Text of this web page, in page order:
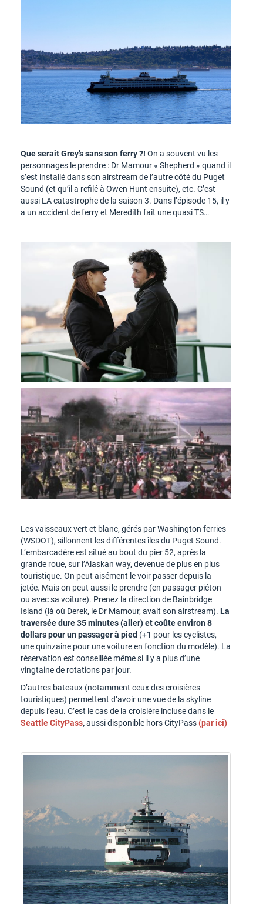
Que serait Grey’s sans son ferry ?! On a souvent vu les
personnages le prendre : Dr Mamour « Shepherd » quand il
s’est installé dans son airstream de l’autre côté du Puget
Sound (et qu’il a refilé à Owen Hunt ensuite), etc. C’est
aussi LA catastrophe de la saison 3. Dans l’épisode 15, il y
a un accident de ferry et Meredith fait une quasi TS…
Les vaisseaux vert et blanc, gérés par Washington ferries
(WSDOT), sillonnent les différentes îles du Puget Sound.
L’embarcadère est situé au bout du pier 52, après la
grande roue, sur l’Alaskan way, devenue de plus en plus
touristique. On peut aisément le voir passer depuis la
jetée. Mais on peut aussi le prendre (en passager piéton
ou avec sa voiture). Prenez la direction de Bainbridge
Island (là où Derek, le Dr Mamour, avait son airstream). La
traversée dure 35 minutes (aller) et coûte environ 8
dollars pour un passager à pied (+1 pour les cyclistes,
une quinzaine pour une voiture en fonction du modèle). La
réservation est conseillée même si il y a plus d’une
vingtaine de rotations par jour.
D’autres bateaux (notamment ceux des croisières
touristiques) permettent d’avoir une vue de la skyline
depuis l’eau. C’est le cas de la croisière incluse dans le
Seattle CityPass,aussi disponible hors CityPass(par ici)